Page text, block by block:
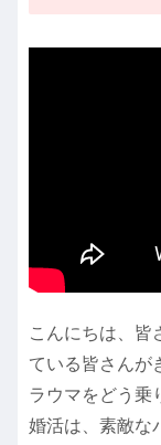
こんにちは、皆
ている皆さんが
ラウマをどう乗
婚活は、素敵な